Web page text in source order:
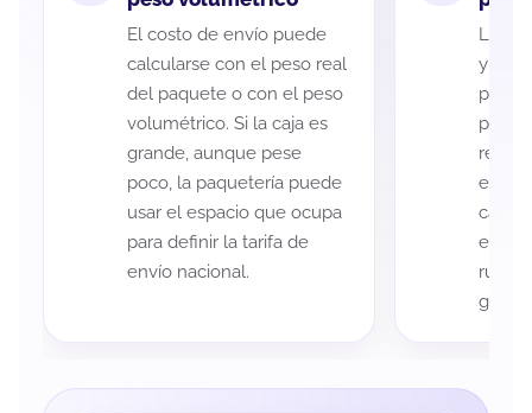
El costo de envío puede
calcularse con el peso real
del paquete o con el peso
volumétrico. Si la caja es
grande, aunque pese
poco, la paquetería puede
usar el espacio que ocupa
para definir la tarifa de
envío nacional.
La
y
cada
es
ruta
guía